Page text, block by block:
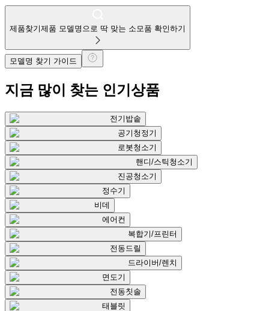
제품찾기제품 모델명으로 딱 맞는 소모품 확인하기
모델명 찾기 가이드
지금 많이 찾는 인기상품
전기밥솥
공기청정기
로봇청소기
핸디/스틱청소기
진공청소기
정수기
비데
에어컨
복합기/프린터
전동드릴
드라이버/렌치
면도기
전동칫솔
태블릿